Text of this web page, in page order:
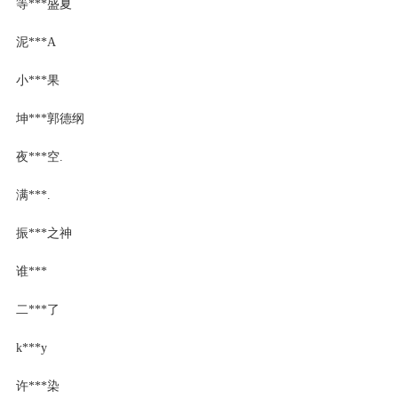
等***盛夏
泥***A
小***果
坤***郭德纲
夜***空.
满***.
振***之神
谁***
二***了
k***y
许***染